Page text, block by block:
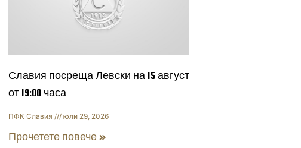
Славия посреща Левски на 15 август
от 19:00 часа
ПФК Славия юли 29, 2026
Прочетете повече »